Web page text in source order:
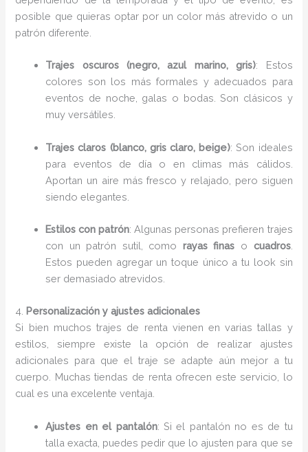
posible que quieras optar por un color más atrevido o un
patrón diferente.
Trajes oscuros (negro, azul marino, gris): Estos
colores son los más formales y adecuados para
eventos de noche, galas o bodas. Son clásicos y
muy versátiles.
Trajes claros (blanco, gris claro, beige): Son ideales
para eventos de día o en climas más cálidos.
Aportan un aire más fresco y relajado, pero siguen
siendo elegantes.
Estilos con patrón: Algunas personas prefieren trajes
con un patrón sutil, como rayas finas o cuadros.
Estos pueden agregar un toque único a tu look sin
ser demasiado atrevidos.
4. Personalización y ajustes adicionales
Si bien muchos trajes de renta vienen en varias tallas y
estilos, siempre existe la opción de realizar ajustes
adicionales para que el traje se adapte aún mejor a tu
cuerpo. Muchas tiendas de renta ofrecen este servicio, lo
cual es una excelente ventaja.
Ajustes en el pantalón: Si el pantalón no es de tu
talla exacta, puedes pedir que lo ajusten para que se